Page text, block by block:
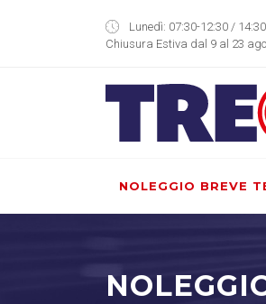
Lunedì: 07:30-12:30 /
Chiusura Estiva dal 9 al 23
NOLEGGIO BREVE